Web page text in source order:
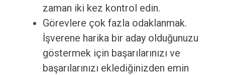
zaman iki kez kontrol edin.
Görevlere çok fazla odaklanmak.
İşverene harika bir aday olduğunuzu
göstermek için başarılarınızı ve
başarılarınızı eklediğinizden emin